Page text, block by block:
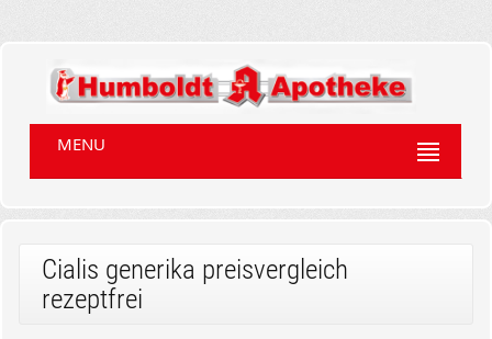
MENU
Cialis generika preisvergleich
rezeptfrei